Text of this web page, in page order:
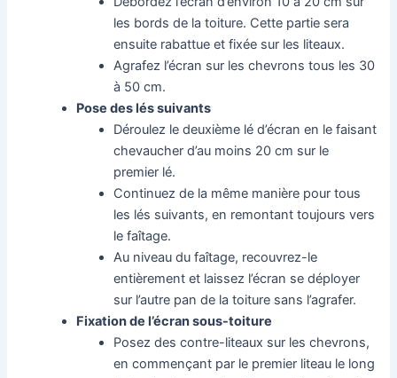
les bords de la toiture. Cette partie sera
ensuite rabattue et fixée sur les liteaux.
Agrafez l’écran sur les chevrons tous les 30
à 50 cm.
Pose des lés suivants
Déroulez le deuxième lé d’écran en le faisant
chevaucher d’au moins 20 cm sur le
premier lé.
Continuez de la même manière pour tous
les lés suivants, en remontant toujours vers
le faîtage.
Au niveau du faîtage, recouvrez-le
entièrement et laissez l’écran se déployer
sur l’autre pan de la toiture sans l’agrafer.
Fixation de l’écran sous-toiture
Posez des contre-liteaux sur les chevrons,
en commençant par le premier liteau le long